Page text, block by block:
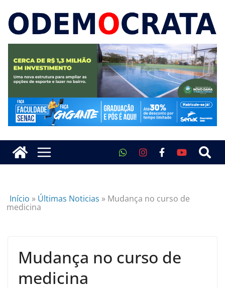
Início » Últimas Noticias » Mudança no curso de
medicina
Mudança no curso de
medicina